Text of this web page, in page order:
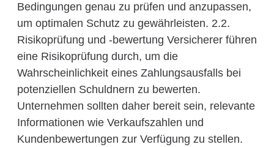
Bedingungen genau zu prüfen und anzupassen,
um optimalen Schutz zu gewährleisten. 2.2.
Risikoprüfung und -bewertung Versicherer führen
eine Risikoprüfung durch, um die
Wahrscheinlichkeit eines Zahlungsausfalls bei
potenziellen Schuldnern zu bewerten.
Unternehmen sollten daher bereit sein, relevante
Informationen wie Verkaufszahlen und
Kundenbewertungen zur Verfügung zu stellen.